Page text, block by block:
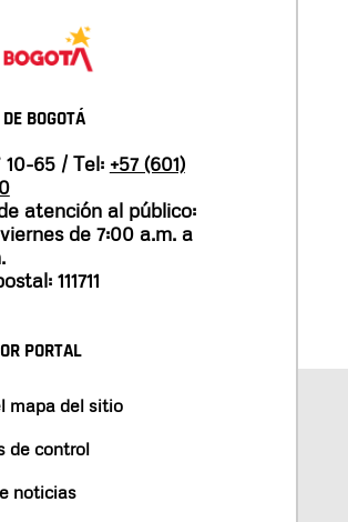
BOGOTÁ
10-65 / Tel: +57 (601)
atención al público:
de 7:00 a.m. a
111711
PORTAL
mapa del sitio
de control
noticias